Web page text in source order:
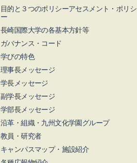
目的と３つのポリシーアセスメント・ポリシ
ー
長崎国際大学の各基本方針等
ガバナンス・コード
学びの特色
理事長メッセージ
学長メッセージ
副学長メッセージ
学部長メッセージ
沿革・組織・九州文化学園グループ
教員・研究者
キャンパスマップ・施設紹介